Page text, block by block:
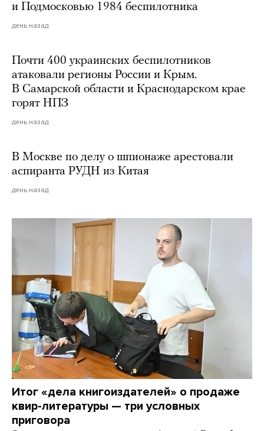
и Подмосковью 1984 беспилотника
день назад
Почти 400 украинских беспилотников
атаковали регионы России и Крым.
В Самарской области и Краснодарском крае
горят НПЗ
день назад
В Москве по делу о шпионаже арестовали
аспиранта РУДН из Китая
день назад
Итог «дела книгоиздателей» о продаже
квир-литературы — три условных
приговора